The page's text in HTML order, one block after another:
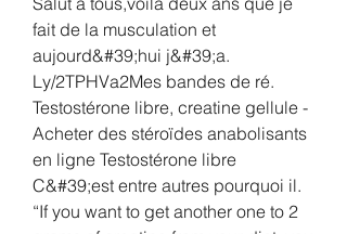
fait de la musculation et
aujourd&#39;hui j&#39;a.
Ly/2TPHVa2Mes bandes de ré.
Testostérone libre, creatine gellule -
Acheter des stéroïdes anabolisants
en ligne Testostérone libre
C&#39;est entre autres pourquoi il.
“If you want to get another one to 2